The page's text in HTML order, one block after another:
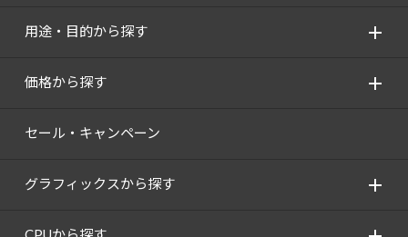
用途・目的から探す
価格から探す
セール・キャンペーン
グラフィックスから探す